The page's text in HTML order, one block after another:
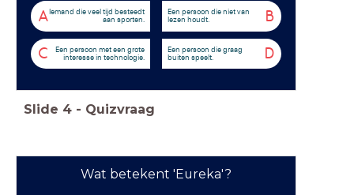
A Iemand die veel tijd besteedt
aan sporten.
B
Een persoon die niet van
lezen houdt.
C
Een persoon met een grote
interesse in technologie.
D
Een persoon die graag
buiten speelt.
Slide 4 - Quizvraag
Wat betekent 'Eureka'?